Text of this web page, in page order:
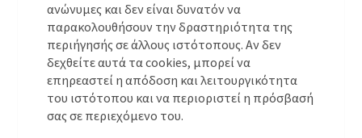
ανώνυμες και δεν είναι δυνατόν να
παρακολουθήσουν την δραστηριότητα της
περιήγησής σε άλλους ιστότοπους. Αν δεν
δεχθείτε αυτά τα cookies, μπορεί να
επηρεαστεί η απόδοση και λειτουργικότητα
του ιστότοπου και να περιοριστεί η πρόσβασή
σας σε περιεχόμενο του.